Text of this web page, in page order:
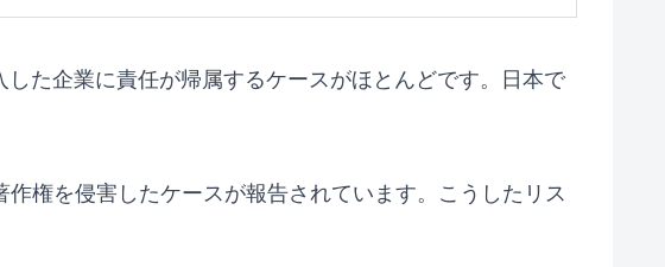
た企業に責任が帰属するケースがほとんどです。日本で
権を侵害したケースが報告されています。こうしたリス